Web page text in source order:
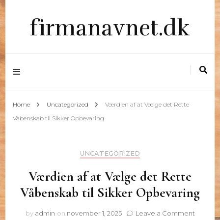
firmanavnet.dk
Home Uncategorized
Værdien af at Vælge det Rette
Våbenskab til Sikker Opbevaring
UNCATEGORIZED
Værdien af at Vælge det Rette
Våbenskab til Sikker Opbevaring
by admin on november 1, 2025 Leave a Commenton